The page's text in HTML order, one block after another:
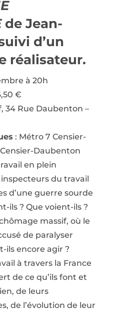
de Jean-
d’un
réalisateur.
à 20h
€
34 Rue Daubenton –
: Métro 7 Censier-
Daubenton
en plein
du travail
d’une guerre sourde
ils ? Que voient-ils ?
massif, où le
de paralyser
ils encore agir ?
à travers la France
de ce qu’ils font et
de leurs
de l’évolution de leur